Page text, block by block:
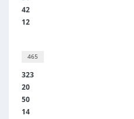
42
12
465
323
20
50
14